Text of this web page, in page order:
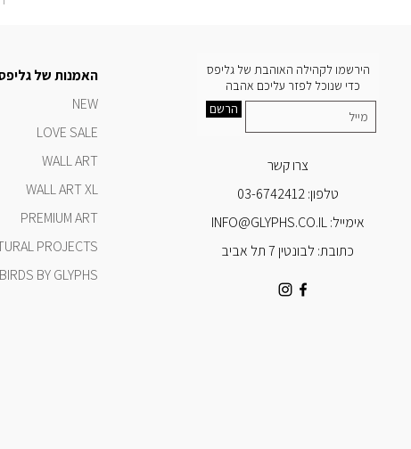
הירשמו לקהילה האוהבת של גליפס
כדי שנוכל לפזר עליכם אהבה
הרשם
צרו קשר
טלפון:03-6742412
אימייל:INFO@GLYPHS.CO.IL
כתובת: לבונטין 7 תל אביב
האמנות של
NEW
LOVE SALE
WALL ART
WALL ART XL
PREMIUM ART
PROJECTS
BIRDS BY GLYPHS